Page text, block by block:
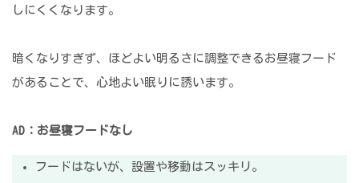
しにくくなります。
暗くなりすぎず、ほどよい明るさに調整できるお昼寝フード
があることで、心地よい眠りに誘います。
AD：お昼寝フードなし
フードはないが、設置や移動はスッキリ。